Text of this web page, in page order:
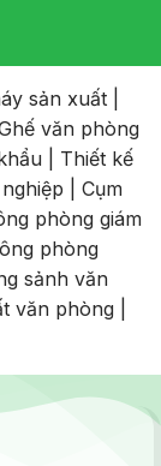
sản xuất
văn phòng
Thiết kế
Cụm
phòng giám
phòng
sảnh văn
văn phòng